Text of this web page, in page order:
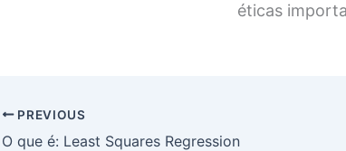
éticas
PREVIOUS
O que é: Least Squares Regression